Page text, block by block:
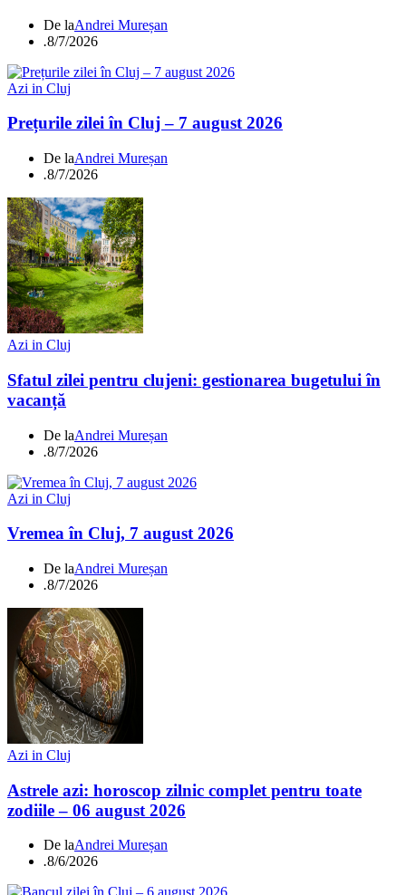
De laAndrei Mureșan
.8/7/2026
Azi in Cluj
Prețurile zilei în Cluj – 7 august 2026
De laAndrei Mureșan
.8/7/2026
Azi in Cluj
Sfatul zilei pentru clujeni: gestionarea bugetului în
vacanță
De laAndrei Mureșan
.8/7/2026
Azi in Cluj
Vremea în Cluj, 7 august 2026
De laAndrei Mureșan
.8/7/2026
Azi in Cluj
Astrele azi: horoscop zilnic complet pentru toate
zodiile – 06 august 2026
De laAndrei Mureșan
.8/6/2026